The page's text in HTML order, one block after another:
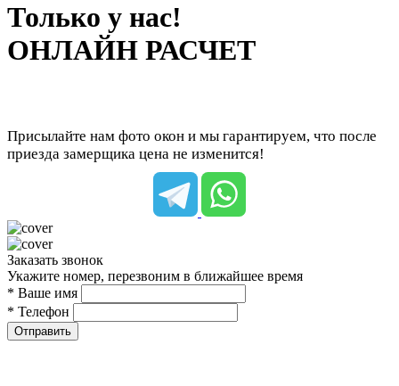
Только у нас!
ОНЛАЙН РАСЧЕТ
Присылайте нам фото окон и мы гарантируем, что после
приезда замерщика цена не изменится!
Заказать звонок
Укажите номер, перезвоним в ближайшее время
* Ваше имя
* Телефон
Отправить